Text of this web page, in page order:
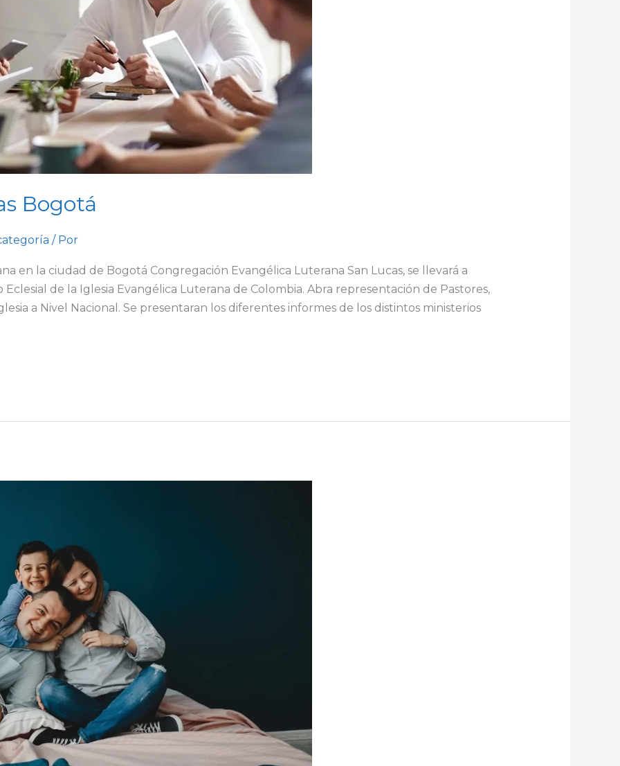
Bogotá
/ Por
en la ciudad de Bogotá Congregación Evangélica Luterana San Lucas, se llevará a
de la Iglesia Evangélica Luterana de Colombia. Abra representación de Pastores,
a Nivel Nacional. Se presentaran los diferentes informes de los distintos ministerios